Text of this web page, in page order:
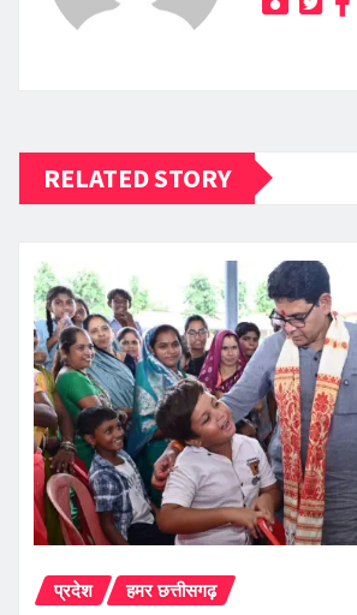
RELATED STORY
प्रदेश हमर छत्तीसगढ़